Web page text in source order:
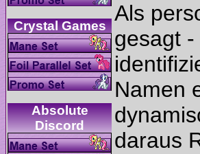
Absolute
Als
gesagt
Namen
daraus